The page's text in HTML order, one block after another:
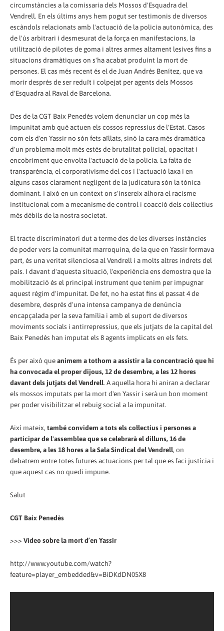
circumstàncies a la comissaria dels Mossos d'Esquadra del
Vendrell. En els últims anys hem pogut ser testimonis de diversos
escàndols relacionats amb l'actuació de la policia autonòmica, des
de l'ús arbitrari i desmesurat de la força en manifestacions, la
utilització de pilotes de goma i altres armes altament lesives fins a
situacions dramàtiques on s'ha acabat produint la mort de
persones. El cas més recent és el de Juan Andrés Benítez, que va
morir després de ser reduït i colpejat per agents dels Mossos
d'Esquadra al Raval de Barcelona.
Des de la CGT Baix Penedès volem denunciar un cop més la
impunitat amb què actuen els cossos repressius de l'Estat. Casos
com els d'en Yassir no són fets aïllats, sinó la cara més dramàtica
d'un problema molt més estès de brutalitat policial, opacitat i
encobriment que envolta l'actuació de la policia. La falta de
transparència, el corporativisme del cos i l'actuació laxa i en
alguns casos clarament negligent de la judicatura són la tònica
dominant. I això en un context on s'insereix alhora el racisme
institucional com a mecanisme de control i coacció dels col·lectius
més dèbils de la nostra societat.
El tracte discriminatori dut a terme des de les diverses instàncies
de poder vers la comunitat marroquina, de la que en Yassir formava
part, és una veritat silenciosa al Vendrell i a molts altres indrets del
país. I davant d'aquesta situació, l'experiència ens demostra que la
mobilització és el principal instrument que tenim per impugnar
aquest règim d'impunitat. De fet, no ha estat fins el passat 4 de
desembre, després d'una intensa campanya de denúncia
encapçalada per la seva família i amb el suport de diversos
moviments socials i antirrepressius, que els jutjats de la capital del
Baix Penedès han imputat els 8 agents implicats en els fets.
És per això queanimem a tothom a assistir a la concentració que hi
ha convocada el proper dijous, 12 de desembre, a les 12 hores
davant dels jutjats del Vendrell. A aquella hora hi aniran a declarar
els mossos imputats per la mort d'en Yassir i serà un bon moment
per poder visibilitzar el rebuig social a la impunitat.
Així mateix, també convidem a tots els col·lectius i persones a
participar de l'assemblea que se celebrarà el dilluns, 16 de
desembre, a les 18 hores a la Sala Sindical del Vendrell, on
debatrem entre totes futures actuacions per tal que es faci justícia i
que aquest cas no quedi impune.
Salut
CGT Baix Penedès
>>> Vídeo sobre la mort d’en Yassir
http://www.youtube.com/watch?
feature=player_embedded&v=BiDKdDN05X8